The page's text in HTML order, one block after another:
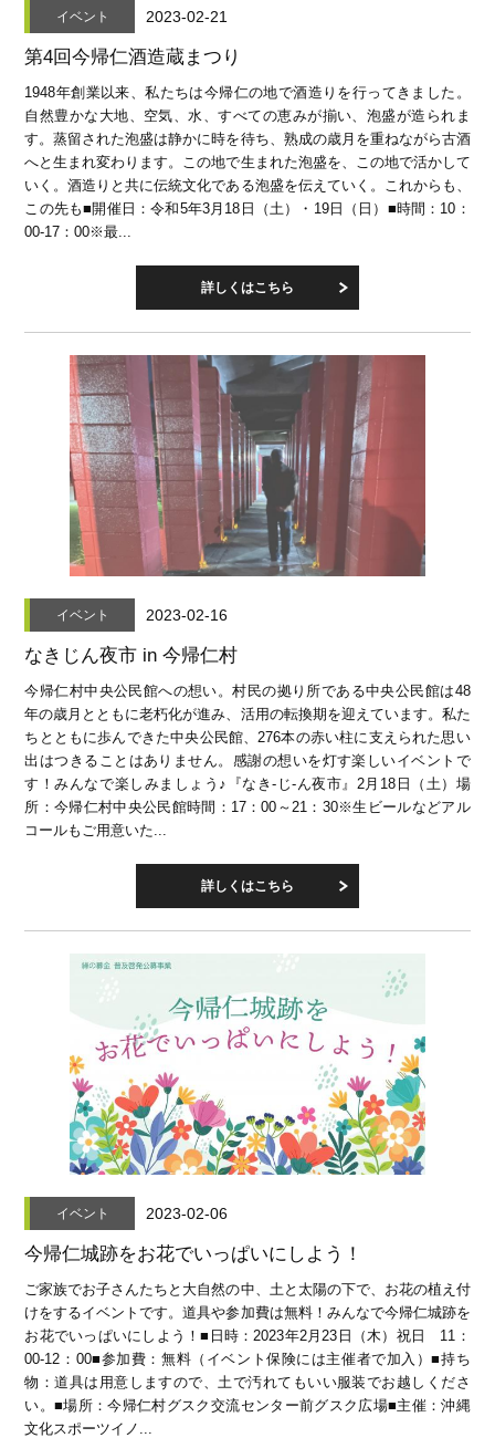
イベント 2023-02-21
第4回今帰仁酒造蔵まつり
1948年創業以来、私たちは今帰仁の地で酒造りを行ってきました。
自然豊かな大地、空気、水、すべての恵みが揃い、泡盛が造られま
す。蒸留された泡盛は静かに時を待ち、熟成の歳月を重ねながら古酒
へと生まれ変わります。この地で生まれた泡盛を、この地で活かして
いく。酒造りと共に伝統文化である泡盛を伝えていく。これからも、
この先も■開催日：令和5年3月18日（土）・19日（日）■時間：10：
00-17：00※最...
詳しくはこちら
イベント 2023-02-16
なきじん夜市 in 今帰仁村
今帰仁村中央公民館への想い。村民の拠り所である中央公民館は48
年の歳月とともに老朽化が進み、活用の転換期を迎えています。私た
ちとともに歩んできた中央公民館、276本の赤い柱に支えられた思い
出はつきることはありません。感謝の想いを灯す楽しいイベントで
す！みんなで楽しみましょう♪『なき-じ-ん夜市』2月18日（土）場
所：今帰仁村中央公民館時間：17：00～21：30※生ビールなどアル
コールもご用意いた...
詳しくはこちら
イベント 2023-02-06
今帰仁城跡をお花でいっぱいにしよう！
ご家族でお子さんたちと大自然の中、土と太陽の下で、お花の植え付
けをするイベントです。道具や参加費は無料！みんなで今帰仁城跡を
お花でいっぱいにしよう！■日時：2023年2月23日（木）祝日 11：
00-12：00■参加費：無料（イベント保険には主催者で加入）■持ち
物：道具は用意しますので、土で汚れてもいい服装でお越しくださ
い。■場所：今帰仁村グスク交流センター前グスク広場■主催：沖縄
文化スポーツイノ...